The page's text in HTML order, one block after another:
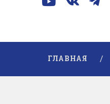
ГЛАВНАЯ